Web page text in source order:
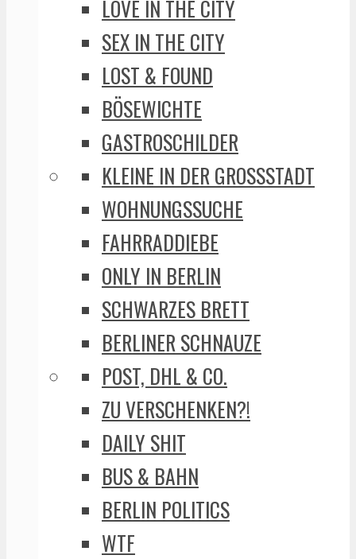
LOVE IN THE CITY
SEX IN THE CITY
LOST & FOUND
BÖSEWICHTE
GASTROSCHILDER
KLEINE IN DER GROSSSTADT
WOHNUNGSSUCHE
FAHRRADDIEBE
ONLY IN BERLIN
SCHWARZES BRETT
BERLINER SCHNAUZE
POST, DHL & CO.
ZU VERSCHENKEN?!
DAILY SHIT
BUS & BAHN
BERLIN POLITICS
WTF